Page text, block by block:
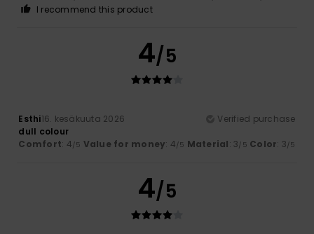
I recommend this product
4/5
Esthi16. kesäkuuta 2026
Verified purchase
dull colour
Comfort: 4/5 Value for money: 4/5 Material: 3/5 Color: 3/5
4/5